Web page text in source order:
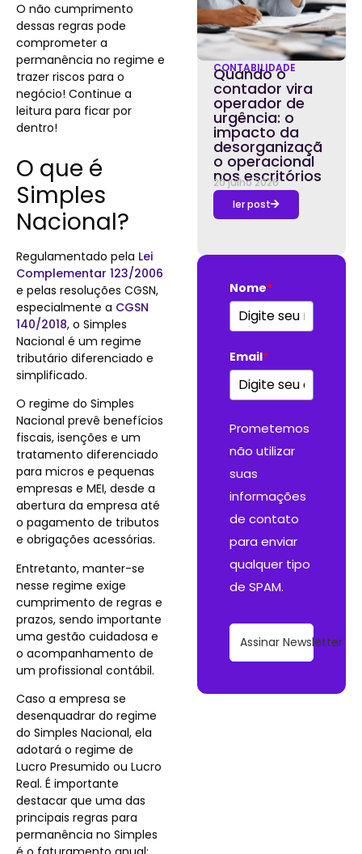
O não cumprimento
dessas regras pode
comprometer a
permanência no regime e
trazer riscos para o
negócio! Continue a
leitura para ficar por
dentro!
O que é
Simples
Nacional?
Regulamentado pela Lei
Complementar 123/2006
e pelas resoluções CGSN,
especialmente a CGSN
140/2018, o Simples
Nacional é um regime
tributário diferenciado e
simplificado.
O regime do Simples
Nacional prevê benefícios
fiscais, isenções e um
tratamento diferenciado
para micros e pequenas
empresas e MEI, desde a
abertura da empresa até
o pagamento de tributos
e obrigações acessórias.
Entretanto, manter-se
nesse regime exige
cumprimento de regras e
prazos, sendo importante
uma gestão cuidadosa e
o acompanhamento de
um profissional contábil.
Caso a empresa se
desenquadrar do regime
do Simples Nacional, ela
adotará o regime de
Lucro Presumido ou Lucro
Real. É importante
destacar que uma das
principais regras para
permanência no Simples
CONTABILIDADE
Quando o
contador vira
operador de
urgência: o
impacto da
desorganizaçã
o operacional
nos escritórios
20 julho 2026
ler post
Nome*
Email*
Prometemos
não utilizar
suas
informações
de contato
para enviar
qualquer tipo
de SPAM.
Assinar Newsletter